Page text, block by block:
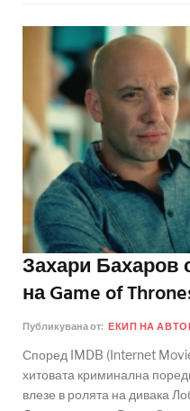
Захари Бахаров
на Game of
Публикувана от: ЕКИП НА
Според IMDB (Internet
хитовата криминална
влезе в ролята на дивака